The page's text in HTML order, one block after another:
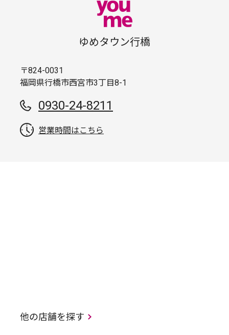
ゆめタウン行橋
〒824-0031
福岡県行橋市西宮市3丁目8-1
0930-24-8211
営業時間はこちら
他の店舗を探す